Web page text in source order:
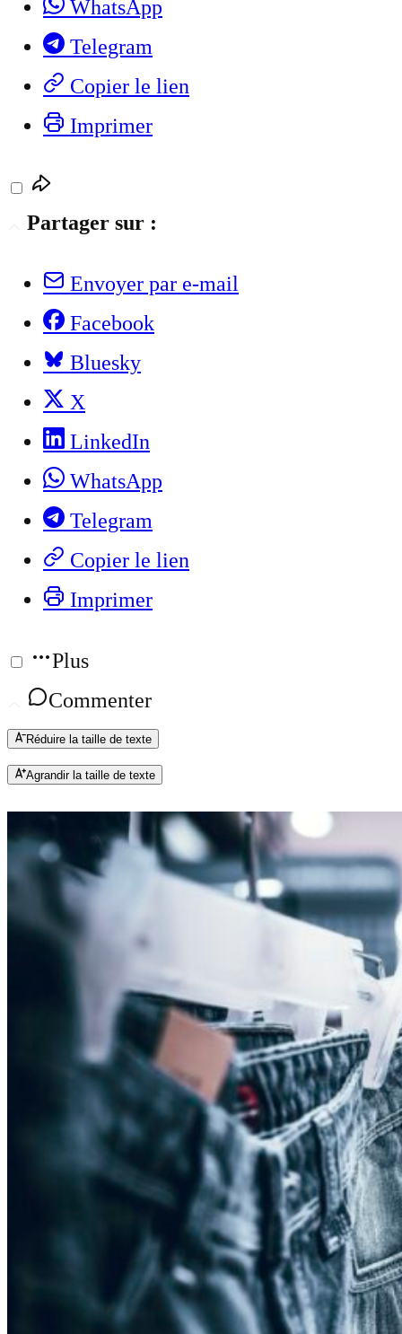
WhatsApp
Telegram
Copier le lien
Imprimer
Partager sur :
Envoyer par e-mail
Facebook
Bluesky
X
LinkedIn
WhatsApp
Telegram
Copier le lien
Imprimer
Plus
Commenter
Réduire la taille de texte
Agrandir la taille de texte